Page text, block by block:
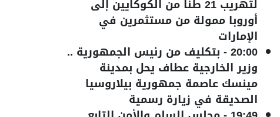
لتهريب 21 طنا من الكوكايين إلى
أوروبا ممولة من مستثمرين في
الإمارات
20:00
- بتكليف من رئيس الجمهورية ..
وزير الخارجية عطاف يحل بمدينة
مينسك عاصمة جمهورية بيلاروسيا
الصديقة في زيارة رسمية